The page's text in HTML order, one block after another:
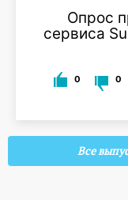
Опрос
сервиса
0 0
Все